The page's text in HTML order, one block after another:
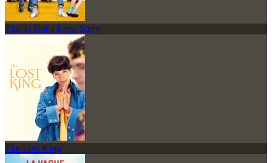
This Is Not a Love Story
The Lost King